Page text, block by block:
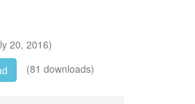
20, 2016)
(81 downloads)